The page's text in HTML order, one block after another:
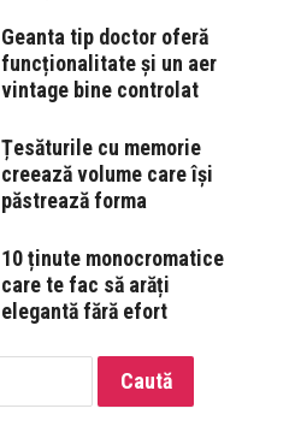
Geanta tip doctor oferă
funcționalitate și un aer
vintage bine controlat
Țesăturile cu memorie
creează volume care își
păstrează forma
10 ținute monocromatice
care te fac să arăți
elegantă fără efort